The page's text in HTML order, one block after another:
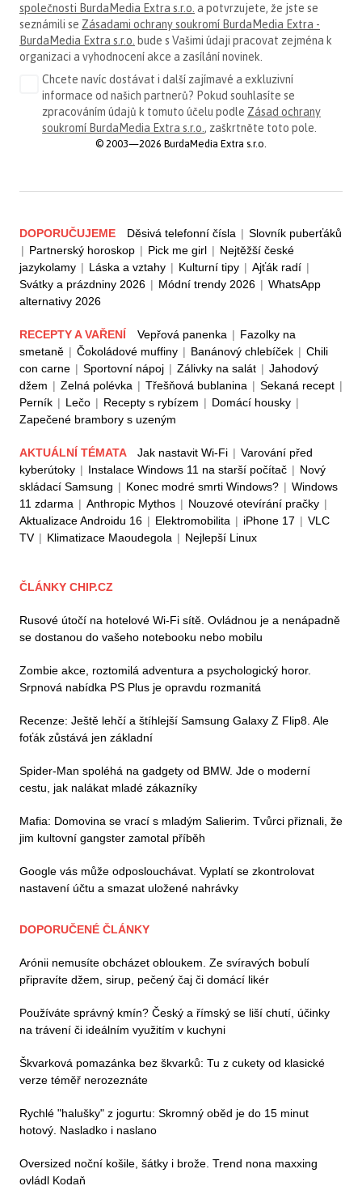
společnosti BurdaMedia Extra s.r.o. a potvrzujete, že jste se
seznámili se Zásadami ochrany soukromí BurdaMedia Extra -
BurdaMedia Extra s.r.o. bude s Vašimi údaji pracovat zejména k
organizaci a vyhodnocení akce a zasílání novinek.
Chcete navíc dostávat i další zajímavé a exkluzivní
informace od našich partnerů? Pokud souhlasíte se
zpracováním údajů k tomuto účelu podle Zásad ochrany
soukromí BurdaMedia Extra s.r.o., zaškrtněte toto pole.
© 2003—2026 BurdaMedia Extra s.r.o.
DOPORUČUJEME Děsivá telefonní čísla | Slovník puberťáků
| Partnerský horoskop | Pick me girl | Nejtěžší české
jazykolamy | Láska a vztahy | Kulturní tipy | Ajťák radí |
Svátky a prázdniny 2026 | Módní trendy 2026 | WhatsApp
alternativy 2026
RECEPTY A VAŘENÍ Vepřová panenka | Fazolky na
smetaně | Čokoládové muffiny | Banánový chlebíček | Chili
con carne | Sportovní nápoj | Zálivky na salát | Jahodový
džem | Zelná polévka | Třešňová bublanina | Sekaná recept |
Perník | Lečo | Recepty s rybízem | Domácí housky |
Zapečené brambory s uzeným
AKTUÁLNÍ TÉMATA Jak nastavit Wi-Fi | Varování před
kyberútoky | Instalace Windows 11 na starší počítač | Nový
skládací Samsung | Konec modré smrti Windows? | Windows
11 zdarma | Anthropic Mythos | Nouzové otevírání pračky |
Aktualizace Androidu 16 | Elektromobilita | iPhone 17 | VLC
TV | Klimatizace Maoudegola | Nejlepší Linux
ČLÁNKY CHIP.CZ
Rusové útočí na hotelové Wi-Fi sítě. Ovládnou je a nenápadně
se dostanou do vašeho notebooku nebo mobilu
Zombie akce, roztomilá adventura a psychologický horor.
Srpnová nabídka PS Plus je opravdu rozmanitá
Recenze: Ještě lehčí a štíhlejší Samsung Galaxy Z Flip8. Ale
foťák zůstává jen základní
Spider-Man spoléhá na gadgety od BMW. Jde o moderní
cestu, jak nalákat mladé zákazníky
Mafia: Domovina se vrací s mladým Salierim. Tvůrci přiznali, že
jim kultovní gangster zamotal příběh
Google vás může odposlouchávat. Vyplatí se zkontrolovat
nastavení účtu a smazat uložené nahrávky
DOPORUČENÉ ČLÁNKY
Arónii nemusíte obcházet obloukem. Ze svíravých bobulí
připravíte džem, sirup, pečený čaj či domácí likér
Používáte správný kmín? Český a římský se liší chutí, účinky
na trávení či ideálním využitím v kuchyni
Škvarková pomazánka bez škvarků: Tu z cukety od klasické
verze téměř nerozeznáte
Rychlé "halušky" z jogurtu: Skromný oběd je do 15 minut
hotový. Nasladko i naslano
Oversized noční košile, šátky i brože. Trend nona maxxing
ovládl Kodaň